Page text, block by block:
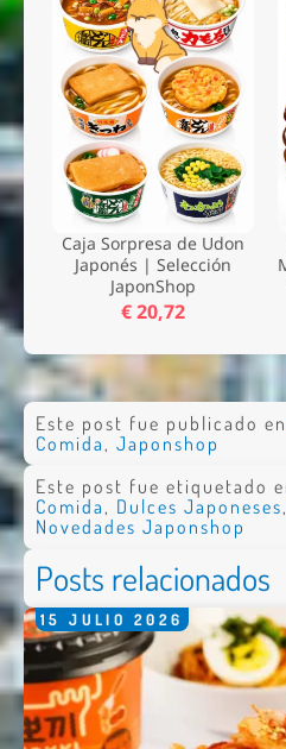
Caja Sorpresa de Udon
Japonés | Selección
JaponShop
€ 20,72
Este post fue publicado en
Comida , Japonshop
Este post fue etiquetado
Comida , Dulces Japoneses,
Novedades Japonshop
Posts relacionados
15 JULIO 2026